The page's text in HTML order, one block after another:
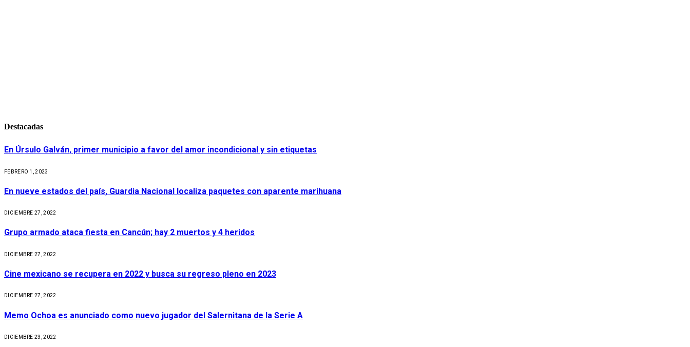
Destacadas
En Úrsulo Galván, primer municipio a favor del amor incondicional y sin etiquetas
FEBRERO 1, 2023
En nueve estados del país, Guardia Nacional localiza paquetes con aparente marihuana
DICIEMBRE 27, 2022
Grupo armado ataca fiesta en Cancún; hay 2 muertos y 4 heridos
DICIEMBRE 27, 2022
Cine mexicano se recupera en 2022 y busca su regreso pleno en 2023
DICIEMBRE 27, 2022
Memo Ochoa es anunciado como nuevo jugador del Salernitana de la Serie A
DICIEMBRE 23, 2022